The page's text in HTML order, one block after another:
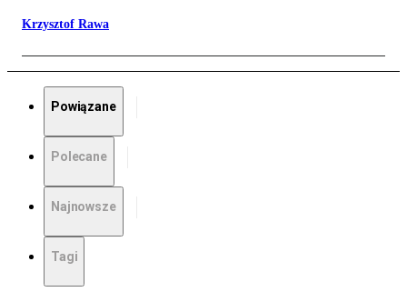
Krzysztof Rawa
Powiązane
Polecane
Najnowsze
Tagi